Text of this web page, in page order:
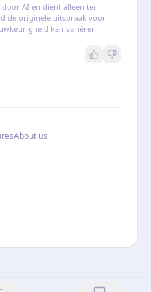
door AI en dient alleen ter
de originele uitspraak voor
kan variëren.
About us